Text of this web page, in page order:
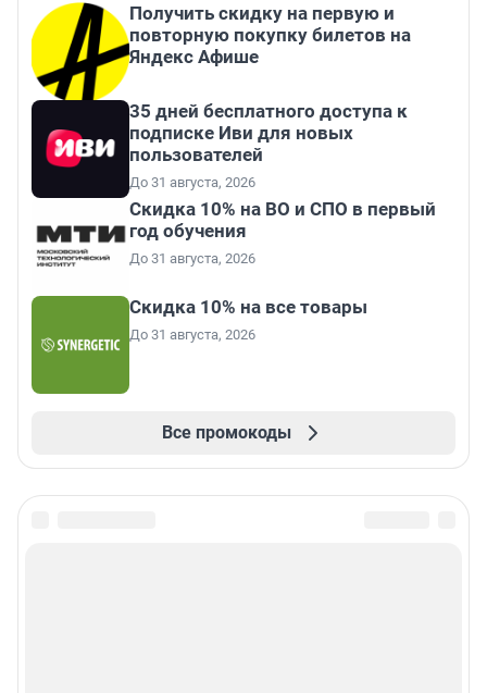
Получить скидку на первую и
повторную покупку билетов на
Яндекс Афише
35 дней бесплатного доступа к
подписке Иви для новых
пользователей
До 31 августа, 2026
Скидка 10% на ВО и СПО в первый
год обучения
До 31 августа, 2026
Скидка 10% на все товары
До 31 августа, 2026
Все промокоды